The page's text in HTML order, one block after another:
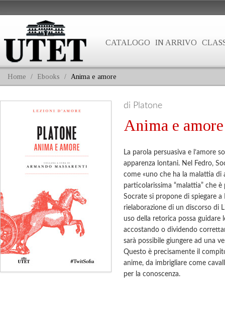
CATALOGO IN ARRIVO
Home / Ebooks / Anima e amore
di Platone
Anima e amore
La parola persuasiva e l’amore
apparenza lontani. Nel Fedro,
come «uno che ha la malattia di
particolarissima “malattia” che
Socrate si propone di spiegare a
rielaborazione di un discorso di
uso della retorica possa guidare
accostando o dividendo
sarà possibile giungere ad una
Questo è precisamente il
anime, da imbrigliare come
per la conoscenza.